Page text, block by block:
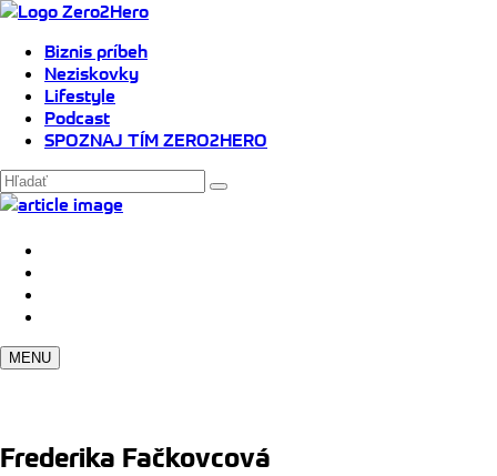
Biznis príbeh
Neziskovky
Lifestyle
Podcast
SPOZNAJ TÍM ZERO2HERO
MENU
Frederika Fačkovcová